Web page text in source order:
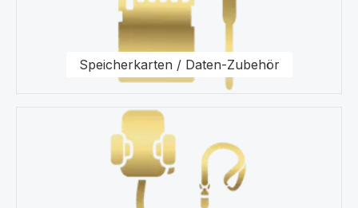
Speicherkarten / Daten-Zubehör